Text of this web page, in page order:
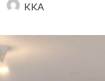
KKA